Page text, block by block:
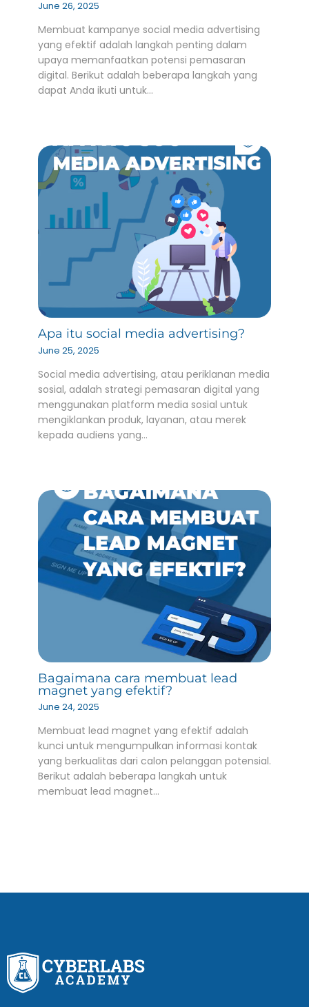
June 26, 2025
Membuat kampanye social media advertising
yang efektif adalah langkah penting dalam
upaya memanfaatkan potensi pemasaran
digital. Berikut adalah beberapa langkah yang
dapat Anda ikuti untuk…
Apa itu social media advertising?
June 25, 2025
Social media advertising, atau periklanan media
sosial, adalah strategi pemasaran digital yang
menggunakan platform media sosial untuk
mengiklankan produk, layanan, atau merek
kepada audiens yang…
Bagaimana cara membuat lead
magnet yang efektif?
June 24, 2025
Membuat lead magnet yang efektif adalah
kunci untuk mengumpulkan informasi kontak
yang berkualitas dari calon pelanggan potensial.
Berikut adalah beberapa langkah untuk
membuat lead magnet…